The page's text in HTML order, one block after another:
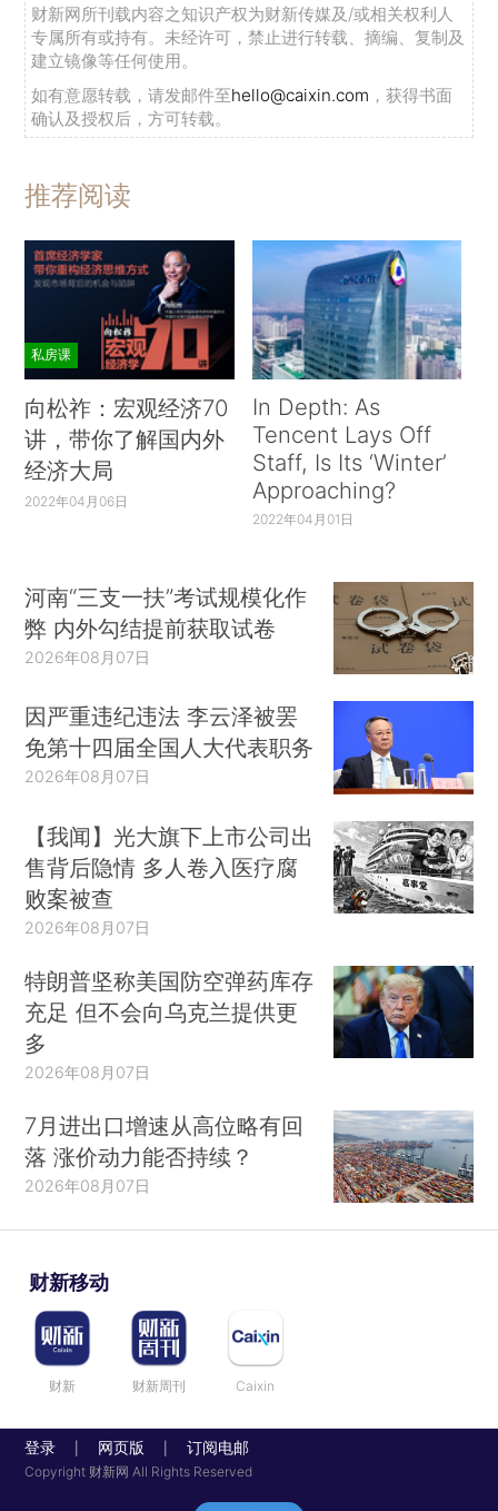
财新网所刊载内容之知识产权为财新传媒及/或相关权利人
专属所有或持有。未经许可，禁止进行转载、摘编、复制及
建立镜像等任何使用。
如有意愿转载，请发邮件至hello@caixin.com ，获得书面
确认及授权后，方可转载。
推荐阅读
私房课
向松祚：宏观经济70
讲，带你了解国内外
经济大局
2022年04月06日
In Depth: As
Tencent Lays Off
Staff, Is Its ‘Winter’
Approaching?
2022年04月01日
河南“三支一扶”考试规模化作
弊 内外勾结提前获取试卷
2026年08月07日
因严重违纪违法 李云泽被罢
免第十四届全国人大代表职务
2026年08月07日
【我闻】光大旗下上市公司出
售背后隐情 多人卷入医疗腐
败案被查
2026年08月07日
特朗普坚称美国防空弹药库存
充足 但不会向乌克兰提供更
多
2026年08月07日
7月进出口增速从高位略有回
落 涨价动力能否持续？
2026年08月07日
财新移动
财新 财新周刊 Caixin
登录 网页版 订阅电邮
Copyright 财新网 All Rights Reserved